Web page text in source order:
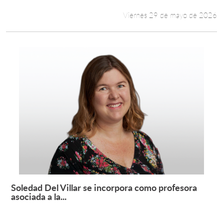
Viernes 29 de mayo de 2026
Leer más +
Soledad Del Villar se incorpora como profesora
asociada a la...